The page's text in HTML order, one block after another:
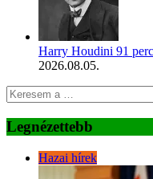
Harry Houdini 91
2026.08.05.
Legnézettebb
Hazai hírek